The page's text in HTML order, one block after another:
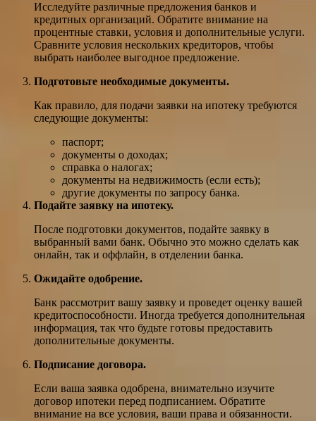
Исследуйте различные предложения банков и
кредитных организаций. Обратите внимание на
процентные ставки, условия и дополнительные услуги.
Сравните условия нескольких кредиторов, чтобы
выбрать наиболее выгодное предложение.
Подготовьте необходимые документы.
Как правило, для подачи заявки на ипотеку требуются
следующие документы:
паспорт;
документы о доходах;
справка о налогах;
документы на недвижимость (если есть);
другие документы по запросу банка.
Подайте заявку на ипотеку.
После подготовки документов, подайте заявку в
выбранный вами банк. Обычно это можно сделать как
онлайн, так и оффлайн, в отделении банка.
Ожидайте одобрение.
Банк рассмотрит вашу заявку и проведет оценку вашей
кредитоспособности. Иногда требуется дополнительная
информация, так что будьте готовы предоставить
дополнительные документы.
Подписание договора.
Если ваша заявка одобрена, внимательно изучите
договор ипотеки перед подписанием. Обратите
внимание на все условия, ваши права и обязанности.